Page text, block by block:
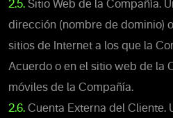
2.5. Sitio Web de la Compañía.
dirección (nombre de dominio)
sitios de Internet a los que la
Acuerdo o en el sitio web de la
móviles de la Compañía.
2.6. Cuenta Externa del Cliente.